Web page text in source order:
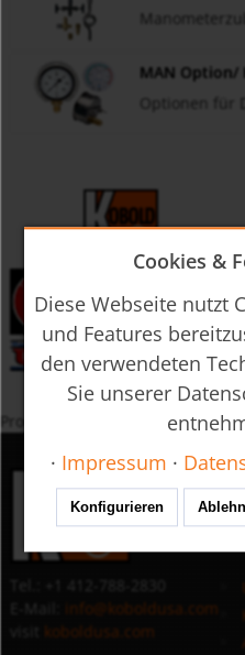
MAN
Optionen für
Produkte nach Schlagwort
Messen
Kontrollieren
Analysieren
info@koboldusa.com
koboldusa.com
Cookies &
Diese Webseite nutzt
und Features
den verwendeten
Sie unserer
· Impressum ·
Konfigurieren